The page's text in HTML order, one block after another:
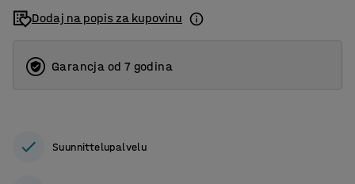
Dodaj na popis za kupovinu
Garancja od 7 godina
Suunnittelupalvelu